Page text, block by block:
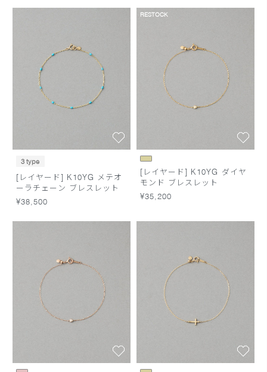
3 type
[レイヤード] K10YG メテオ
ーラチェーン ブレスレット
¥38,500
RESTOCK
[レイヤード] K10YG ダイヤ
モンド ブレスレット
¥35,200